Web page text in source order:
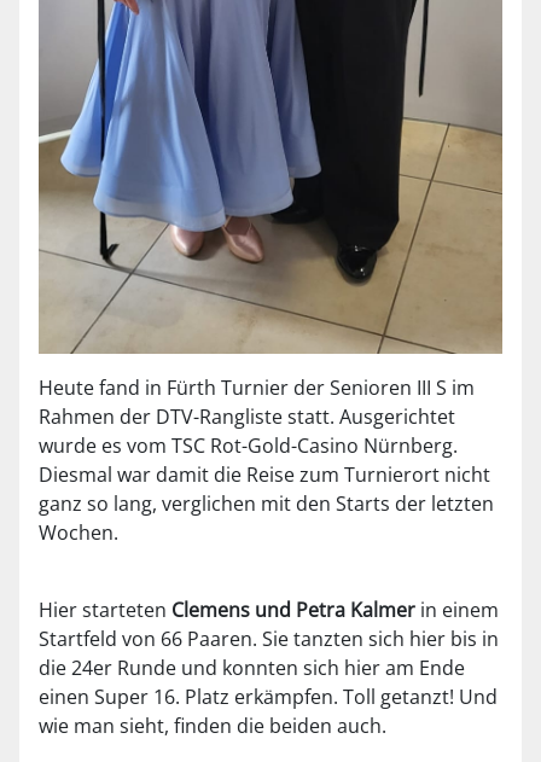
Heute fand in Fürth Turnier der Senioren III S im
Rahmen der DTV-Rangliste statt. Ausgerichtet
wurde es vom TSC Rot-Gold-Casino Nürnberg.
Diesmal war damit die Reise zum Turnierort nicht
ganz so lang, verglichen mit den Starts der letzten
Wochen.
Hier starteten Clemens und Petra Kalmer in einem
Startfeld von 66 Paaren. Sie tanzten sich hier bis in
die 24er Runde und konnten sich hier am Ende
einen Super 16. Platz erkämpfen. Toll getanzt! Und
wie man sieht, finden die beiden auch.